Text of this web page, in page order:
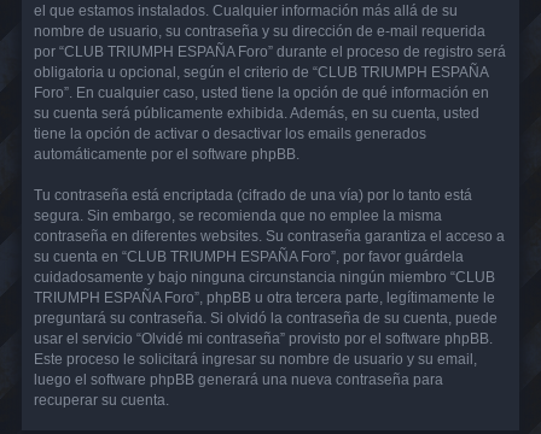
el que estamos instalados. Cualquier información más allá de su
nombre de usuario, su contraseña y su dirección de e-mail requerida
por “CLUB TRIUMPH ESPAÑA Foro” durante el proceso de registro será
obligatoria u opcional, según el criterio de “CLUB TRIUMPH ESPAÑA
Foro”. En cualquier caso, usted tiene la opción de qué información en
su cuenta será públicamente exhibida. Además, en su cuenta, usted
tiene la opción de activar o desactivar los emails generados
automáticamente por el software phpBB.
Tu contraseña está encriptada (cifrado de una vía) por lo tanto está
segura. Sin embargo, se recomienda que no emplee la misma
contraseña en diferentes websites. Su contraseña garantiza el acceso a
su cuenta en “CLUB TRIUMPH ESPAÑA Foro”, por favor guárdela
cuidadosamente y bajo ninguna circunstancia ningún miembro “CLUB
TRIUMPH ESPAÑA Foro”, phpBB u otra tercera parte, legítimamente le
preguntará su contraseña. Si olvidó la contraseña de su cuenta, puede
usar el servicio “Olvidé mi contraseña” provisto por el software phpBB.
Este proceso le solicitará ingresar su nombre de usuario y su email,
luego el software phpBB generará una nueva contraseña para
recuperar su cuenta.